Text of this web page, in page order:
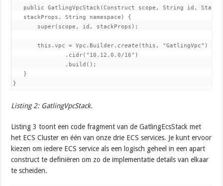
public GatlingVpcStack(Construct scope, String id,
stackProps, String namespace) {
super(scope, id, stackProps);
this.vpc = Vpc.Builder. create (this, "GatlingVpc")
.cidr("10.12.0.0/16")
.build();
}
}
Listing 2: GatlingVpcStack.
Listing 3 toont een code fragment van de GatlingEcsStack met
het ECS Cluster en één van onze drie ECS services. Je kunt ervoor
kiezen om iedere ECS service als een logisch geheel in een apart
construct te definiëren om zo de implementatie details van elkaar
te scheiden.